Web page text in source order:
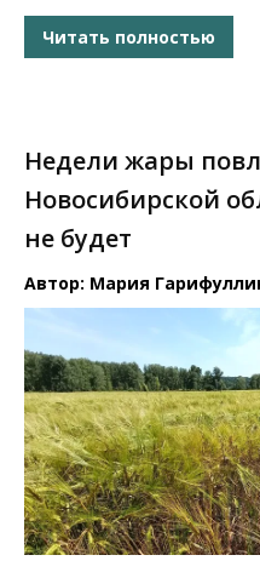
Читать полностью
Недели жары
Новосибирской
не будет
Автор: Мария